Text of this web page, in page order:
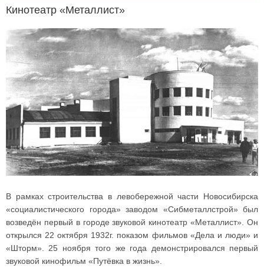
Кинотеатр «Металлист»
В рамках строительства в левобережной части Новосибирска
«социалистического города» заводом «Сибметаллстрой» был
возведён первый в городе звуковой кинотеатр «Металлист». Он
открылся 22 октября 1932г. показом фильмов «Дела и люди» и
«Шторм». 25 ноября того же года демонстрировался первый
звуковой кинофильм «Путёвка в жизнь».